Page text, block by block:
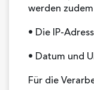
werden
• Die IP-
• Datum und
Für die